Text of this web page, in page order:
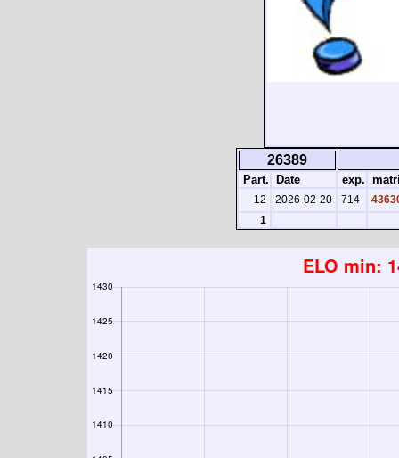
26389
Part. Date exp.
12 2026-02-20 714
1